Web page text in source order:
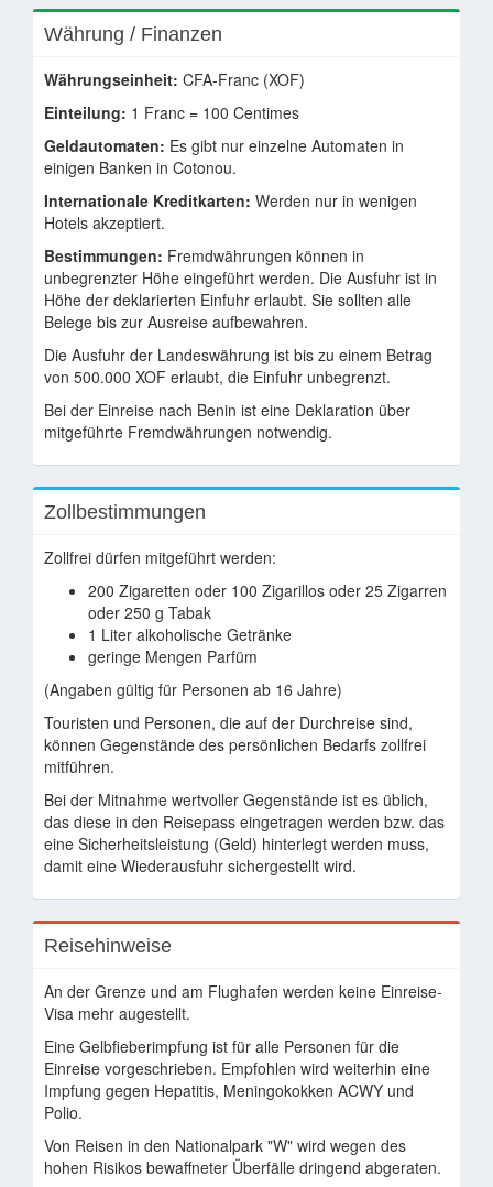
Währung / Finanzen
Währungseinheit: CFA-Franc (XOF)
Einteilung: 1 Franc = 100 Centimes
Geldautomaten: Es gibt nur einzelne Automaten in
einigen Banken in Cotonou.
Internationale Kreditkarten: Werden nur in wenigen
Hotels akzeptiert.
Bestimmungen: Fremdwährungen können in
unbegrenzter Höhe eingeführt werden. Die Ausfuhr ist in
Höhe der deklarierten Einfuhr erlaubt. Sie sollten alle
Belege bis zur Ausreise aufbewahren.
Die Ausfuhr der Landeswährung ist bis zu einem Betrag
von 500.000 XOF erlaubt, die Einfuhr unbegrenzt.
Bei der Einreise nach Benin ist eine Deklaration über
mitgeführte Fremdwährungen notwendig.
Zollbestimmungen
Zollfrei dürfen mitgeführt werden:
200 Zigaretten oder 100 Zigarillos oder 25 Zigarren
oder 250 g Tabak
1 Liter alkoholische Getränke
geringe Mengen Parfüm
(Angaben gültig für Personen ab 16 Jahre)
Touristen und Personen, die auf der Durchreise sind,
können Gegenstände des persönlichen Bedarfs zollfrei
mitführen.
Bei der Mitnahme wertvoller Gegenstände ist es üblich,
das diese in den Reisepass eingetragen werden bzw. das
eine Sicherheitsleistung (Geld) hinterlegt werden muss,
damit eine Wiederausfuhr sichergestellt wird.
Reisehinweise
An der Grenze und am Flughafen werden keine Einreise-
Visa mehr augestellt.
Eine Gelbfieberimpfung ist für alle Personen für die
Einreise vorgeschrieben. Empfohlen wird weiterhin eine
Impfung gegen Hepatitis, Meningokokken ACWY und
Polio.
Von Reisen in den Nationalpark "W" wird wegen des
hohen Risikos bewaffneter Überfälle dringend abgeraten.